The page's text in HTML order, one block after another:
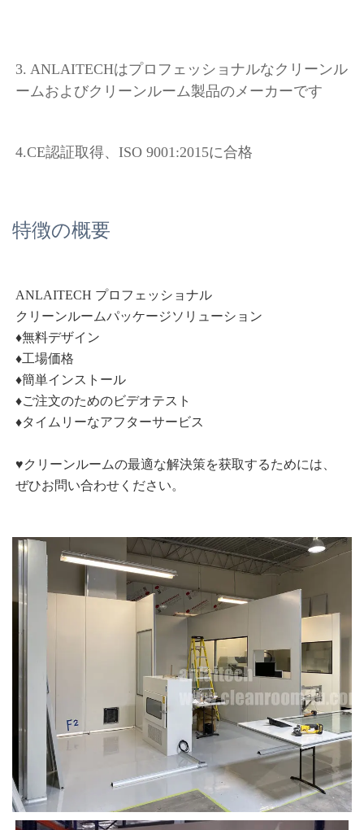
3. ANLAITECHはプロフェッショナルなクリーンル
ームおよびクリーンルーム製品のメーカーです
4.CE認証取得、ISO 9001:2015に合格
特徴の概要
ANLAITECH プロフェッショナル
クリーンルームパッケージソリューション
♦無料デザイン
♦工場価格
♦簡単インストール
♦ご注文のためのビデオテスト
♦タイムリーなアフターサービス
♥クリーンルームの最適な解決策を获取するためには、
ぜひお問い合わせください。